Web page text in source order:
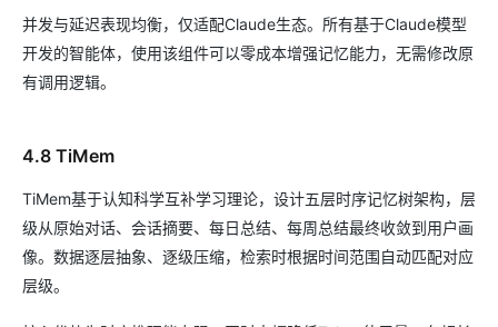
并发与延迟表现均衡，仅适配Claude生态。所有基于Claude模型
开发的智能体，使用该组件可以零成本增强记忆能力，无需修改原
有调用逻辑。
4.8 TiMem
TiMem基于认知科学互补学习理论，设计五层时序记忆树架构，层
级从原始对话、会话摘要、每日总结、每周总结最终收敛到用户画
像。数据逐层抽象、逐级压缩，检索时根据时间范围自动匹配对应
层级。